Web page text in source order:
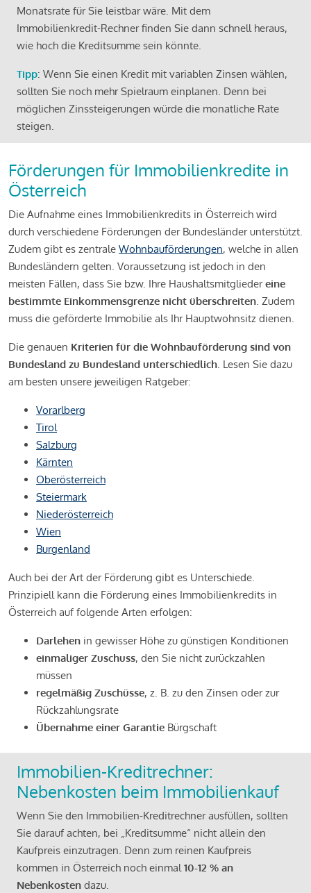
Monatsrate für Sie leistbar wäre. Mit dem
Immobilienkredit-Rechner finden Sie dann schnell heraus,
wie hoch die Kreditsumme sein könnte.
Tipp: Wenn Sie einen Kredit mit variablen Zinsen wählen,
sollten Sie noch mehr Spielraum einplanen. Denn bei
möglichen Zinssteigerungen würde die monatliche Rate
steigen.
Förderungen für Immobilienkredite in
Österreich
Die Aufnahme eines Immobilienkredits in Österreich wird
durch verschiedene Förderungen der Bundesländer unterstützt.
Zudem gibt es zentrale Wohnbauförderungen, welche in allen
Bundesländern gelten. Voraussetzung ist jedoch in den
meisten Fällen, dass Sie bzw. Ihre Haushaltsmitgliedereine
bestimmte Einkommensgrenze nicht überschreiten. Zudem
muss die geförderte Immobilie als Ihr Hauptwohnsitz dienen.
Die genauen Kriterien für die Wohnbauförderung sind von
Bundesland zu Bundesland unterschiedlich. Lesen Sie dazu
am besten unsere jeweiligen Ratgeber:
Vorarlberg
Tirol
Salzburg
Kärnten
Oberösterreich
Steiermark
Niederösterreich
Wien
Burgenland
Auch bei der Art der Förderung gibt es Unterschiede.
Prinzipiell kann die Förderung eines Immobilienkredits in
Österreich auf folgende Arten erfolgen:
Darlehen in gewisser Höhe zu günstigen Konditionen
einmaliger Zuschuss, den Sie nicht zurückzahlen
müssen
regelmäßig Zuschüsse, z. B. zu den Zinsen oder zur
Rückzahlungsrate
Übernahme einer Garantie Bürgschaft
Immobilien-Kreditrechner:
Nebenkosten beim Immobilienkauf
Wenn Sie den Immobilien-Kreditrechner ausfüllen, sollten
Sie darauf achten, bei „Kreditsumme“ nicht allein den
Kaufpreis einzutragen. Denn zum reinen Kaufpreis
kommen in Österreich noch einmal10-12 % an
Nebenkosten dazu.